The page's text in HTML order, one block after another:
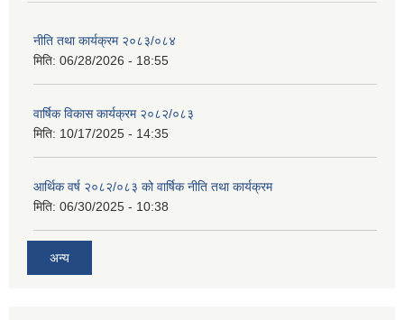
नीति तथा कार्यक्रम २०८३/०८४
मिति: 06/28/2026 - 18:55
वार्षिक विकास कार्यक्रम २०८२/०८३
मिति: 10/17/2025 - 14:35
आर्थिक वर्ष २०८२/०८३ को वार्षिक नीति तथा कार्यक्रम
मिति: 06/30/2025 - 10:38
अन्य